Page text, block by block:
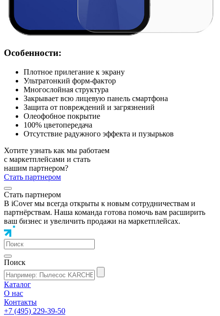
Особенности:
Плотное прилегание к экрану
Ультратонкий форм-фактор
Многослойная структура
Закрывает всю лицевую панель смартфона
Защита от повреждений и загрязнений
Олеофобное покрытие
100% цветопередача
Отсутствие радужного эффекта и пузырьков
Хотите узнать как мы работаем
с маркетплейсами и стать
нашим партнером?
Стать партнером
Стать партнером
В iCover мы всегда открыты к новым сотрудничествам и
партнёрствам. Наша команда готова помочь вам расширить
ваш бизнес и увеличить продажи на маркетплейсах.
Поиск
Каталог
О нас
Контакты
+7 (495) 229-39-50